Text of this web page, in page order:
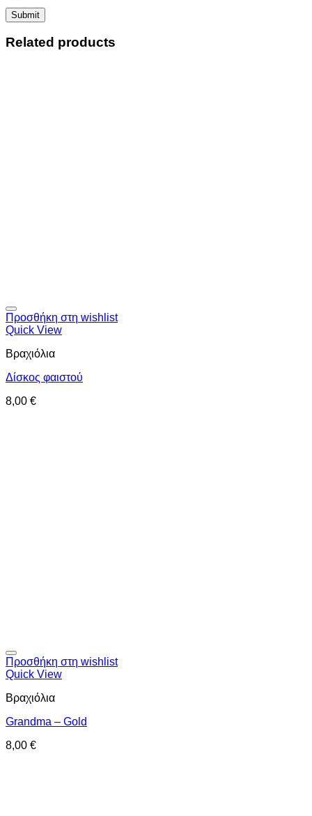
Related products
Προσθήκη στη wishlist
Quick View
Βραχιόλια
Δίσκος φαιστού
8,00 €
Προσθήκη στη wishlist
Quick View
Βραχιόλια
Grandma – Gold
8,00 €